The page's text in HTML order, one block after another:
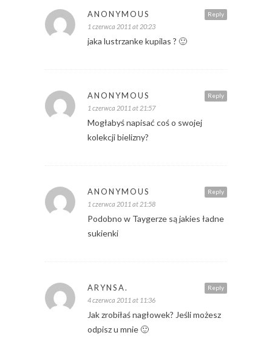
Reply
ANONYMOUS
1 czerwca 2011 at 20:23
jaka lustrzanke kupilas ? 🙂
Reply
ANONYMOUS
1 czerwca 2011 at 21:57
Mogłabyś napisać coś o swojej
kolekcji bielizny?
Reply
ANONYMOUS
1 czerwca 2011 at 21:58
Podobno w Taygerze są jakies ładne
sukienki
Reply
ARYNSA.
4 czerwca 2011 at 11:36
Jak zrobiłaś nagłowek? Jeśli możesz
odpisz u mnie 🙂